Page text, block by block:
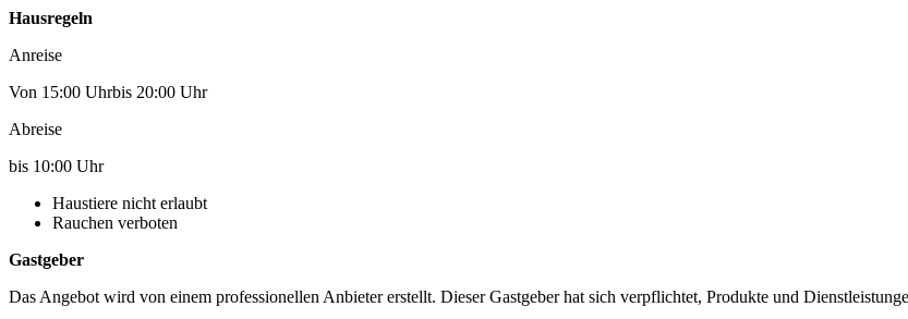
Hausregeln
Anreise
Von 15:00 Uhrbis 20:00 Uhr
Abreise
bis 10:00 Uhr
Haustiere nicht erlaubt
Rauchen verboten
Gastgeber
Das Angebot wird von einem professionellen Anbieter erstellt. Dieser Gastgeber hat sich verpflichtet, Produkte und